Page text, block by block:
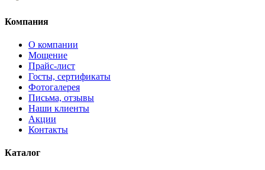
Компания
О компании
Мощение
Прайс-лист
Госты, сертификаты
Фотогалерея
Письма, отзывы
Наши клиенты
Акции
Контакты
Каталог